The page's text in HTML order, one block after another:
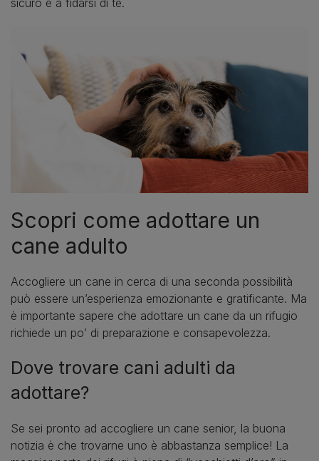
sicuro e a fidarsi di te.
Scopri come adottare un
cane adulto
Accogliere un cane in cerca di una seconda possibilità
può essere un’esperienza emozionante e gratificante. Ma
è importante sapere che adottare un cane da un rifugio
richiede un po’ di preparazione e consapevolezza.
Dove trovare cani adulti da
adottare?
Se sei pronto ad accogliere un cane senior, la buona
notizia è che trovarne uno è abbastanza semplice! La